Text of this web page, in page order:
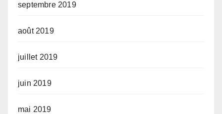
septembre 2019
août 2019
juillet 2019
juin 2019
mai 2019